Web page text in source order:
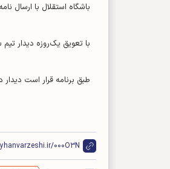
باشگاه استقلال با ارسال
با تعویق یک‌روزه دیدار تیم
طبق برنامه قرار است دیدار دو تیم 27 دی ماه
000O3N